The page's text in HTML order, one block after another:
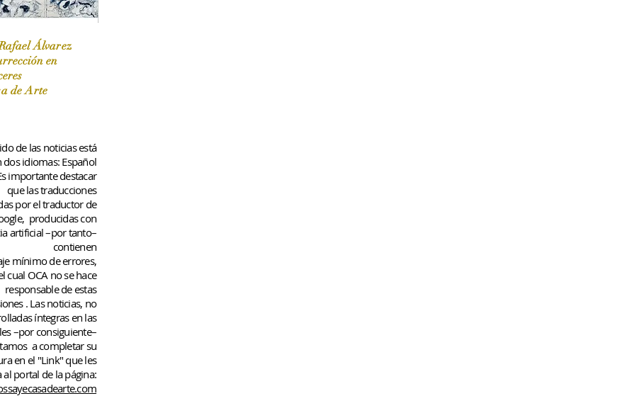
de las noticias está
dos idiomas: Español
importante destacar
que las traducciones
por el traductor de
producidas con
artificial –por tanto–
contienen
mínimode errores,
cual OCA no se hace
responsable de estas
. Las noticias, no
íntegras en las
–por consiguiente–
a completar su
en el "Link" que les
portal de la página:
/ Marzo-Abril / 2024
Álvarez
en
de Arte